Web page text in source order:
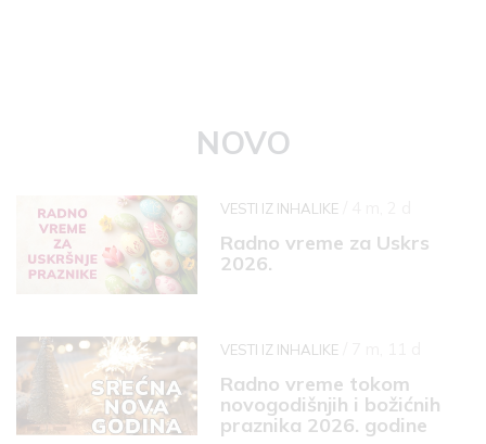
NOVO
VESTI IZ INHALIKE
Radno vreme za Uskrs
2026.
VESTI IZ INHALIKE
Radno vreme tokom
novogodišnjih i božićnih
praznika 2026. godine